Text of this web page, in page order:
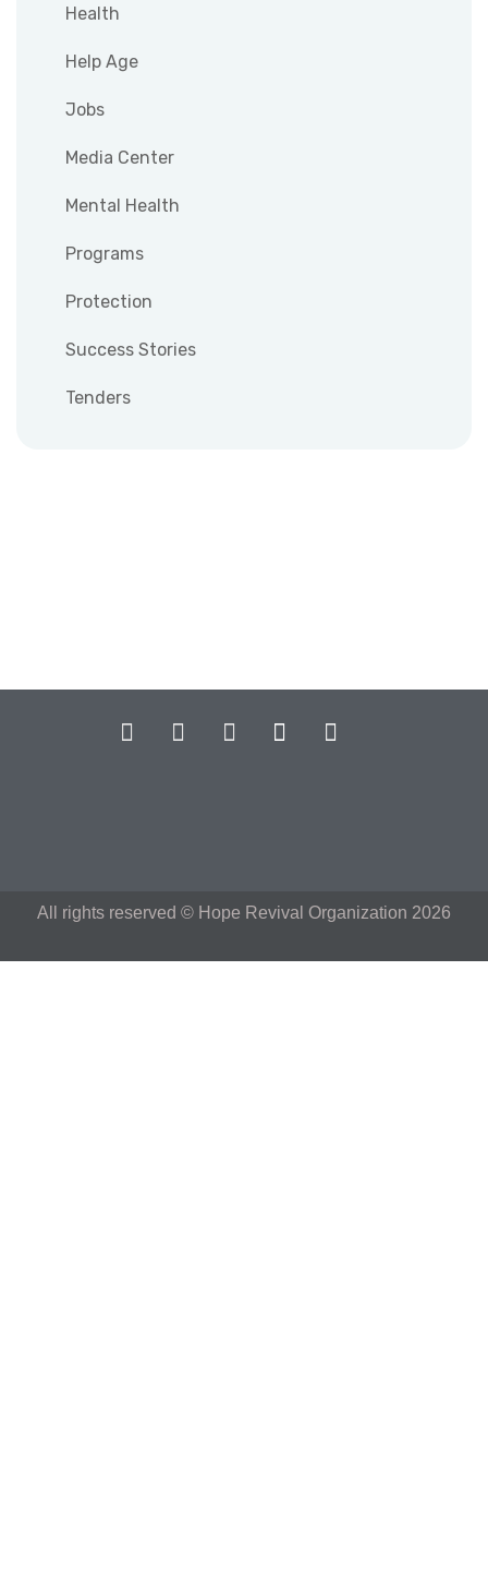
Health
Help Age
Jobs
Media Center
Mental Health
Programs
Protection
Success Stories
Tenders
All rights reserved © Hope Revival Organization 2026